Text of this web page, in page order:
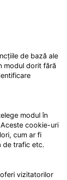
de bază ale
modul dorit fără
modul în
cookie-uri
cum ar fi
de trafic etc.
vizitatorilor